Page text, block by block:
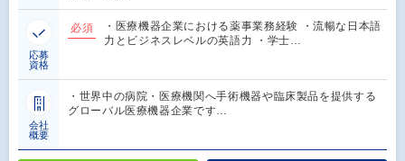
応募
資格
必須
・医療機器企業における薬事業務経験 ・流暢な日本語
力とビジネスレベルの英語力 ・学士…
会社
概要
・世界中の病院・医療機関へ手術機器や臨床製品を提供する
グローバル医療機器企業です…